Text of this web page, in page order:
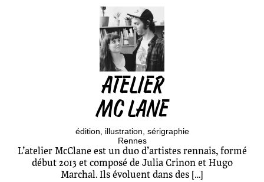
ATELIER
MC LANE
édition illustration sérigraphie
Rennes
L’atelier McClane est un duo d’artistes rennais, formé
début 2013 et composé de Julia Crinon et Hugo
Marchal. Ils évoluent dans des […]